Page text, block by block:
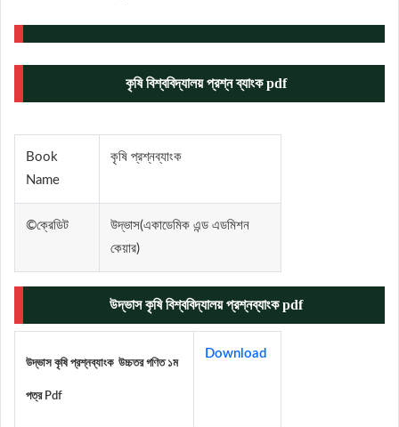
কৃষি বিশ্ববিদ্যালয় প্রশ্ন ব্যাংক pdf
Book
Name
কৃষি প্রশ্নব্যাংক
©ক্রেডিট
উদ্ভাস(একাডেমিক এন্ড এডমিশন
কেয়ার)
উদ্ভাস কৃষি বিশ্ববিদ্যালয় প্রশ্নব্যাংক pdf
উদ্ভাস কৃষি প্রশ্নব্যাংক উচ্চতর গণিত ১ম
পত্র Pdf
Download